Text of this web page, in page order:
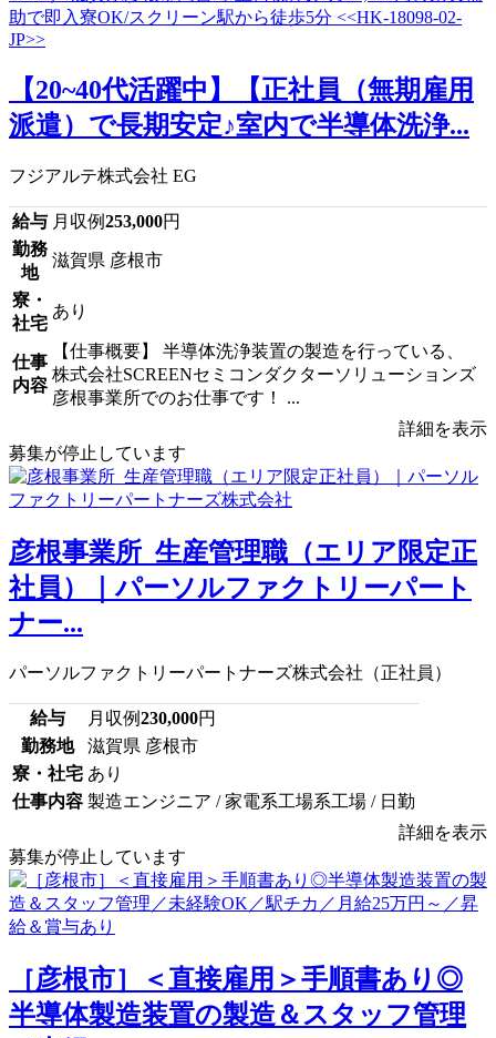
【20~40代活躍中】【正社員（無期雇用
派遣）で長期安定♪室内で半導体洗浄...
フジアルテ株式会社 EG
給与 月収例253,000円
勤務
地
滋賀県 彦根市
寮・
社宅
あり
仕事
内容
【仕事概要】 半導体洗浄装置の製造を行っている、
株式会社SCREENセミコンダクターソリューションズ
彦根事業所でのお仕事です！ ...
詳細を表示
募集が停止しています
彦根事業所_生産管理職（エリア限定正
社員）｜パーソルファクトリーパート
ナー...
パーソルファクトリーパートナーズ株式会社（正社員）
給与 月収例230,000円
勤務地
滋賀県 彦根市
寮・社宅 あり
仕事内容 製造エンジニア / 家電系工場系工場 / 日勤
詳細を表示
募集が停止しています
［彦根市］＜直接雇用＞手順書あり◎
半導体製造装置の製造＆スタッフ管理